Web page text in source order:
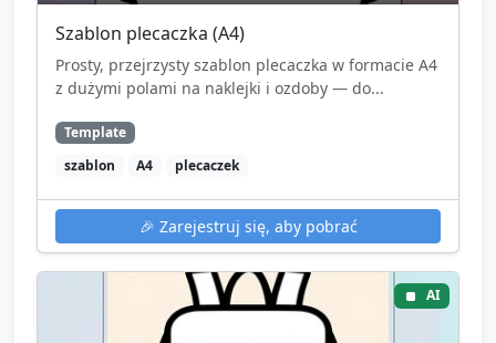
Szablon plecaczka (A4)
Prosty, przejrzysty szablon plecaczka w formacie A4
z dużymi polami na naklejki i ozdoby — do...
Template
szablon
A4 plecaczek
🎉 Zarejestruj się, aby pobrać
AI